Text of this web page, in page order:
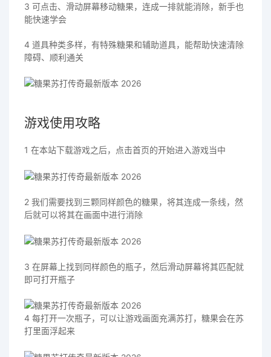
3 可点击、滑动屏幕移动糖果，连成一排就能消除，新手也
能快速学会
4 道具种类多样，有特殊糖果和辅助道具，能帮助快速清除
障碍、顺利通关
游戏使用攻略
1 在本站下载游戏之后，点击首页的开始进入游戏当中
2 我们需要找到三颗同样颜色的糖果，将其连成一条线，然
后就可以将其在画面中进行消除
3 在屏幕上找到同样颜色的瓶子，然后滑动屏幕将其匹配就
即可打开瓶子
4 每打开一次瓶子，可以让游戏画面充满苏打，糖果会在苏
打里面浮起来